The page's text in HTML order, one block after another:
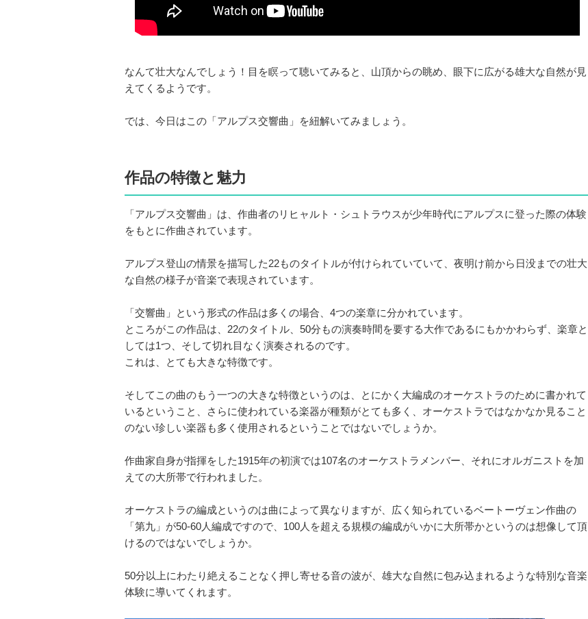
なんて壮大なんでしょう！目を瞑って聴いてみると、山頂からの眺め、眼下に広がる雄大な自然が見
えてくるようです。
では、今日はこの「アルプス交響曲」を紐解いてみましょう。
作品の特徴と魅力
「アルプス交響曲」は、作曲者のリヒャルト・シュトラウスが少年時代にアルプスに登った際の体験
をもとに作曲されています。
アルプス登山の情景を描写した22ものタイトルが付けられていていて、夜明け前から日没までの壮大
な自然の様子が音楽で表現されています。
「交響曲」という形式の作品は多くの場合、4つの楽章に分かれています。
ところがこの作品は、22のタイトル、50分もの演奏時間を要する大作であるにもかかわらず、楽章と
しては1つ、そして切れ目なく演奏されるのです。
これは、とても大きな特徴です。
そしてこの曲のもう一つの大きな特徴というのは、とにかく大編成のオーケストラのために書かれて
いるということ、さらに使われている楽器が種類がとても多く、オーケストラではなかなか見ること
のない珍しい楽器も多く使用されるということではないでしょうか。
作曲家自身が指揮をした1915年の初演では107名のオーケストラメンバー、それにオルガニストを加
えての大所帯で行われました。
オーケストラの編成というのは曲によって異なりますが、広く知られているベートーヴェン作曲の
「第九」が50-60人編成ですので、100人を超える規模の編成がいかに大所帯かというのは想像して頂
けるのではないでしょうか。
50分以上にわたり絶えることなく押し寄せる音の波が、雄大な自然に包み込まれるような特別な音楽
体験に導いてくれます。